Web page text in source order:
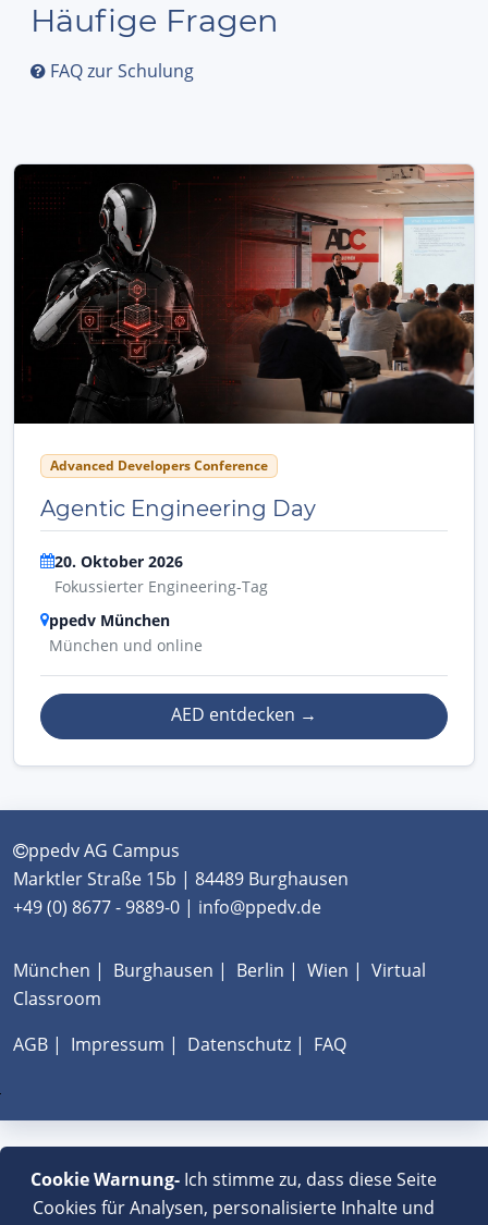
Häufige Fragen
FAQ zur Schulung
Advanced Developers Conference
Agentic Engineering Day
20. Oktober 2026
Fokussierter Engineering-Tag
ppedv München
München und online
AED entdecken →
ppedv AG Campus
Marktler Straße 15b | 84489 Burghausen
+49 (0) 8677 - 9889-0 | info@ppedv.de
München | Burghausen | Berlin | Wien | Virtual
Classroom
AGB | Impressum | Datenschutz | FAQ
Cookie Warnung-Ich stimme zu, dass diese Seite
Cookies für Analysen, personalisierte Inhalte und